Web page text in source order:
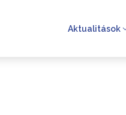
Aktualitások